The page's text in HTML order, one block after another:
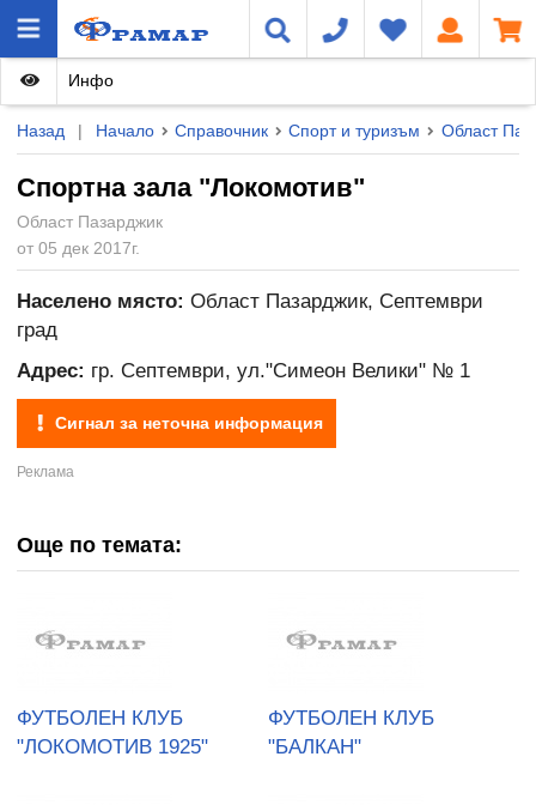
Назад | Начало Справочник Спорт и туризъм Област
Спортна зала "Локомотив"
Област Пазарджик
от 05 дек 2017г.
Инфо
Населено място: Област Пазарджик, Септември
град
Адрес: гр. Септември, ул."Симеон Велики" № 1
Сигнал за неточна информация
Още по темата:
ФУТБОЛЕН КЛУБ
"ЛОКОМОТИВ 1925"
ФУТБОЛЕН КЛУБ
"БАЛКАН"